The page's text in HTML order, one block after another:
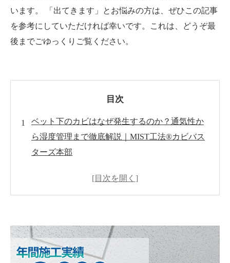
います。 「出てきます」とお悩みの方は、ぜひこの記事
を参考にしていただければ幸いです。これは、どうぞ最
後までごゆっくりご覧ください。
目次
ベット下のカビはなぜ発生するのか？通気性か
ら湿度管理まで徹底解説｜MIST工法®カビバス
ターズ本部
MIST工法®カビバスターズのカビ対策
まとめ：カビのない快適な睡眠空間へ